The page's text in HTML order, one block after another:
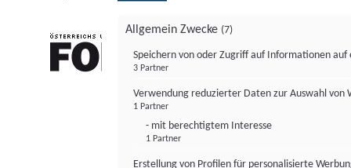
Allgemein Zwecke (7)
Speichern von oder Zugriff auf Informationen auf
3 Partner
Verwendung reduzierter Daten zur Auswahl von
1 Partner
- mit berechtigtem Interesse
1 Partner
Erstellung von Profilen für personalisierte
FONDS professionell